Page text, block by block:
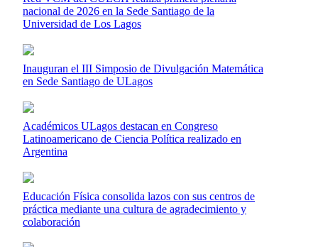
nacional de 2026 en la Sede Santiago de la
Universidad de Los Lagos
Inauguran el III Simposio de Divulgación Matemática
en Sede Santiago de ULagos
Académicos ULagos destacan en Congreso
Latinoamericano de Ciencia Política realizado en
Argentina
Educación Física consolida lazos con sus centros de
práctica mediante una cultura de agradecimiento y
colaboración